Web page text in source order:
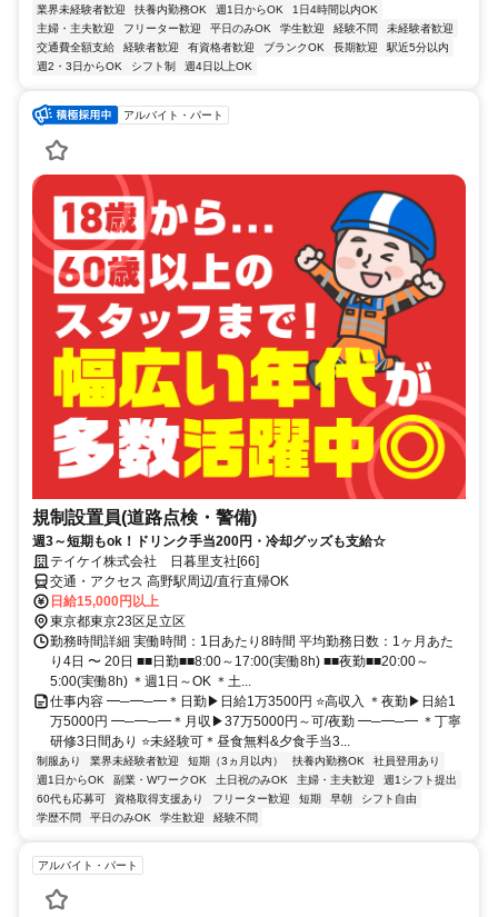
業界未経験者歓迎 扶養内勤務OK 週1日からOK
1日4時間以内OK
主婦・主夫歓迎
フリーター歓迎 平日のみOK 学生歓迎 経験不問
未経験者歓迎
交通費全額支給
経験者歓迎 有資格者歓迎 ブランクOK 長期歓迎
駅近5分以内
週2・3日からOK
シフト制 週4日以上OK
アルバイト・パート
規制設置員(道路点検・警備)
週3～短期もok！ドリンク手当200円・冷却グッズも支給☆
テイケイ株式会社 日暮里支社[66]
交通・アクセス 高野駅周辺/直行直帰OK
日給15,000円以上
東京都東京23区足立区
勤務時間詳細 実働時間：1日あたり8時間 平均勤務日数：1ヶ月あた
り4日 〜 20日 ■■日勤■■8:00～17:00(実働8h) ■■夜勤■■20:00～
5:00(実働8h) ＊週1日～OK ＊土...
仕事内容 ━─━─━＊日勤▶日給1万3500円 ⭐高収入 ＊夜勤▶日給1
万5000円 ━─━─━＊月収▶37万5000円～可/夜勤 ━─━─━ ＊丁寧
研修3日間あり ⭐未経験可＊昼食無料&夕食手当3...
制服あり 業界未経験者歓迎 短期（3ヵ月以内） 扶養内勤務OK
社員登用あり
週1日からOK
副業・WワークOK 土日祝のみOK 主婦・主夫歓迎
週1シフト提出
60代も応募可
資格取得支援あり フリーター歓迎 短期 早朝
シフト自由
学歴不問
平日のみOK 学生歓迎 経験不問
アルバイト・パート